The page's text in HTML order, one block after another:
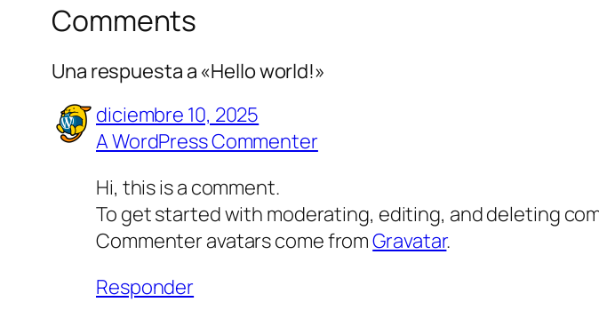
Comments
Una respuesta a «Hello world!»
diciembre 10, 2025
A WordPress Commenter
Hi, this is a comment.
To get started with moderating, editing, and deleting
Commenter avatars come fromGravatar.
Responder